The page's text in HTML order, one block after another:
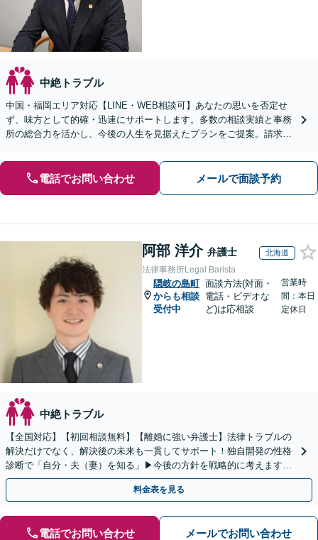
中絶トラブル
中国・福岡エリア対応【LINE・WEB相談可】あなたの思いを否定せ
ず、味方として的確・迅速にサポートします。多数の相談実績と事務
所の総合力を活かし、今後の人生を見据えたプランをご提案。請求す
電話でお問い合わせ メールで面談予約
阿部 洋介 弁護士 北海道
法律事務所Legal Barista
隠岐の島町
からも相談
受付中
面談方法(対面・
電話・ビデオな
ど)は応相談
営業時
間：本日
定休日
中絶トラブル
【全国対応】【初回相談無料】【離婚に強い弁護士】法律トラブルの
解決だけでなく、解決後の未来も一貫してサポート！独自開発の性格
診断で「自分・夫（妻）を知る」▶︎今後の方針を戦略的に考えます！
【休日夜間／オンライン相談OK】
料金表を見る
電話でお問い合わせ メールでお問い合わせ